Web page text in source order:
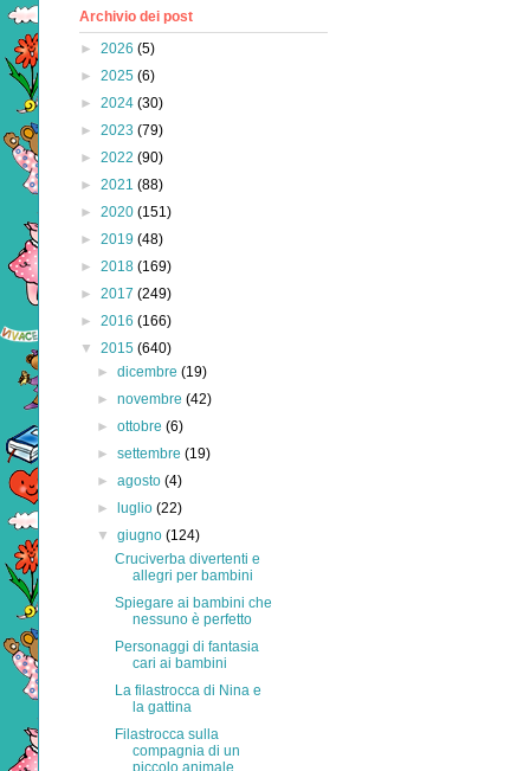
Archivio dei post
► 2026 (5)
► 2025 (6)
► 2024 (30)
► 2023 (79)
► 2022 (90)
► 2021 (88)
► 2020 (151)
► 2019 (48)
► 2018 (169)
► 2017 (249)
► 2016 (166)
▼ 2015 (640)
►dicembre(19)
►novembre(42)
►ottobre(6)
►settembre(19)
►agosto(4)
►
luglio(22)
▼giugno(124)
Cruciverba divertenti e
allegri per bambini
Spiegare ai bambini che
nessuno è perfetto
Personaggi di fantasia
cari ai bambini
La filastrocca di Nina e
la gattina
Filastrocca sulla
compagnia di un